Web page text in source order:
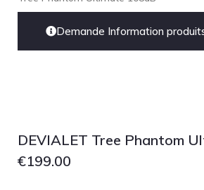
Demande Information
DEVIALET Tree Phantom
€199.00